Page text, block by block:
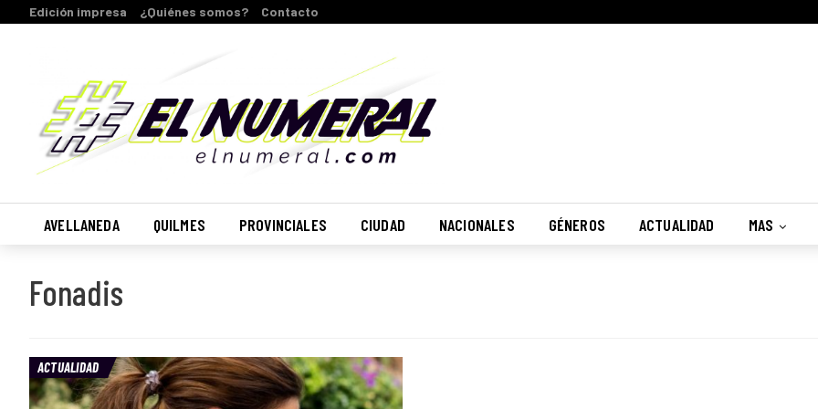
Edición impresa ¿Quiénes somos? Contacto
AVELLANEDA QUILMES PROVINCIALES CIUDAD NACIONALES GÉNEROS ACTUALIDAD MAS
Fonadis
ACTUALIDAD